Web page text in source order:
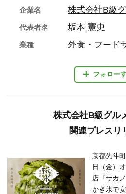
フォロー
企業名 株式会社B級
代表者名 坂本 憲史
業種 外食・フード
株式会社B級グル
関連プレスリ
京都先斗
日（金）
店『サカ
かき氷で